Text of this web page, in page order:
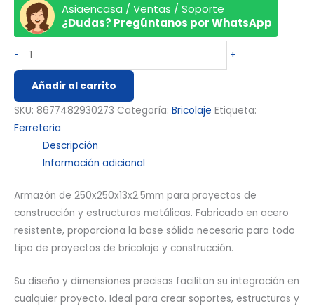
Asiaencasa / Ventas / Soporte
¿Dudas? Pregúntanos por WhatsApp
- +
Añadir al carrito
SKU: 8677482930273 Categoría: Bricolaje Etiqueta:
Ferreteria
Descripción
Información adicional
Armazón de 250x250x13x2.5mm para proyectos de
construcción y estructuras metálicas. Fabricado en acero
resistente, proporciona la base sólida necesaria para todo
tipo de proyectos de bricolaje y construcción.
Su diseño y dimensiones precisas facilitan su integración en
cualquier proyecto. Ideal para crear soportes, estructuras y